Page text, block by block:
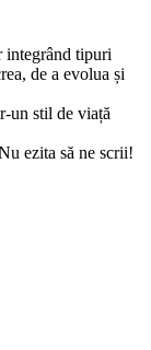
integrând tipuri
de a evolua și
un stil de viață
ezita să ne scrii!